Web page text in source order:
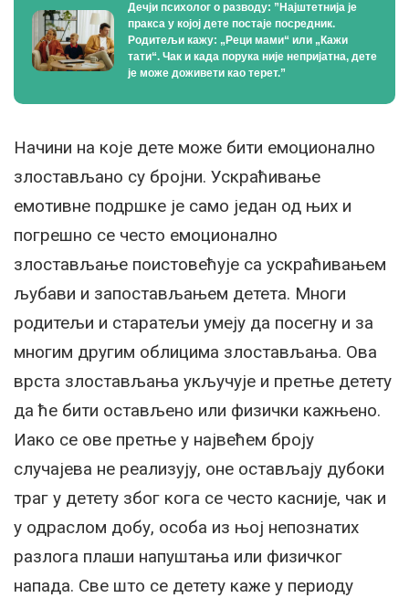
Дечји психолог о разводу: ”Најштетнија је
пракса у којој дете постаје посредник.
Родитељи кажу: „Реци мами“ или „Кажи
тати“. Чак и када порука није непријатна, дете
је може доживети као терет.”
Начини на које дете може бити емоционално
злостављано су бројни. Ускраћивање
емотивне подршке је само један од њих и
погрешно се често емоционално
злостављање поистовећује са ускраћивањем
љубави и запостављањем детета. Многи
родитељи и старатељи умеју да посегну и за
многим другим облицима злостављања. Ова
врста злостављања укључује и претње детету
да ће бити остављено или физички кажњено.
Иако се ове претње у највећем броју
случајева не реализују, оне остављају дубоки
траг у детету због кога се често касније, чак и
у одраслом добу, особа из њој непознатих
разлога плаши напуштања или физичког
напада. Све што се детету каже у периоду